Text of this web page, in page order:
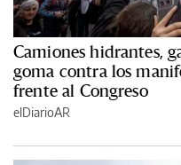
Camiones hidrantes,
goma contra los
frente al Congreso
elDiarioAR